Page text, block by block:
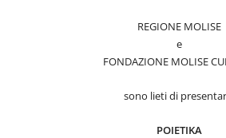
REGIONE MOLISE
e
FONDAZIONE MOLISE
sono lieti di
POIETIKA